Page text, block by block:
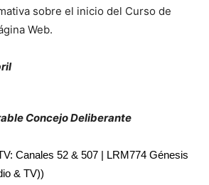
sobre el inicio del Curso de
Web.
Concejo Deliberante
Canales 52 & 507 | LRM774 Génesis
& TV))